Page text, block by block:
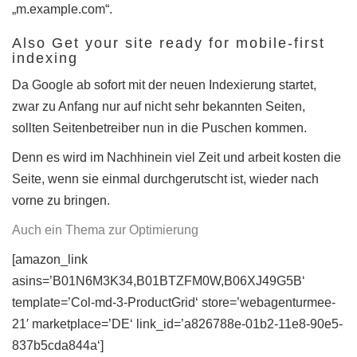
„m.example.com“.
Also Get your site ready for mobile-first
indexing
Da Google ab sofort mit der neuen Indexierung startet,
zwar zu Anfang nur auf nicht sehr bekannten Seiten,
sollten Seitenbetreiber nun in die Puschen kommen.
Denn es wird im Nachhinein viel Zeit und arbeit kosten die
Seite, wenn sie einmal durchgerutscht ist, wieder nach
vorne zu bringen.
Auch ein Thema zur Optimierung
[amazon_link
asins=’B01N6M3K34,B01BTZFM0W,B06XJ49G5B‘
template=’Col-md-3-ProductGrid‘ store=’webagenturmee-
21′ marketplace=’DE‘ link_id=’a826788e-01b2-11e8-90e5-
837b5cda844a‘]